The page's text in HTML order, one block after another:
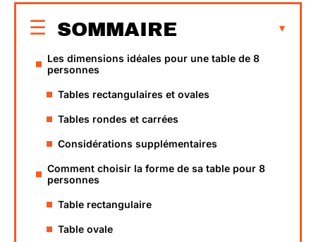
SOMMAIRE
Les dimensions idéales pour une table de 8
personnes
Tables rectangulaires et ovales
Tables rondes et carrées
Considérations supplémentaires
Comment choisir la forme de sa table pour 8
personnes
Table rectangulaire
Table ovale